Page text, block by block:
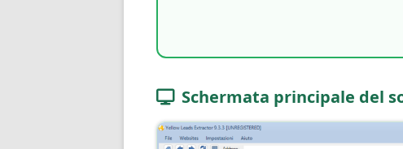
Schermata principale del